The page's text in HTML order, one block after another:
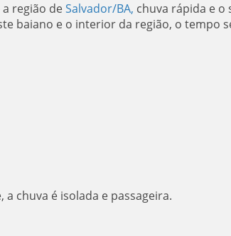
região deSalvador/BA, chuva rápida e o
baiano e o interior da região, o tempo
chuva é isolada e passageira.